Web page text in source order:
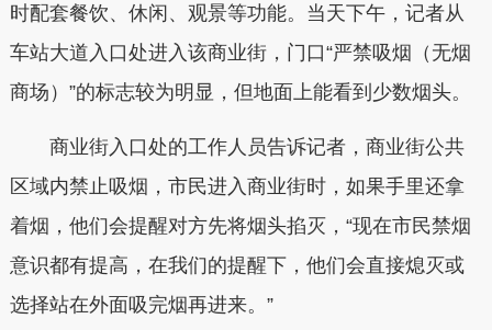
时配套餐饮、休闲、观景等功能。当天下午，记者从
车站大道入口处进入该商业街，门口“严禁吸烟（无烟
商场）”的标志较为明显，但地面上能看到少数烟头。
商业街入口处的工作人员告诉记者，商业街公共
区域内禁止吸烟，市民进入商业街时，如果手里还拿
着烟，他们会提醒对方先将烟头掐灭，“现在市民禁烟
意识都有提高，在我们的提醒下，他们会直接熄灭或
选择站在外面吸完烟再进来。”